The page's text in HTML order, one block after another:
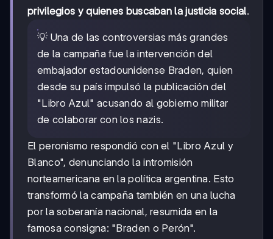
privilegios y quienes buscaban la justicia social.
💡 Una de las controversias más grandes
de la campaña fue la intervención del
embajador estadounidense Braden, quien
desde su país impulsó la publicación del
"Libro Azul" acusando al gobierno militar
de colaborar con los nazis.
El peronismo respondió con el "Libro Azul y
Blanco", denunciando la intromisión
norteamericana en la política argentina. Esto
transformó la campaña también en una lucha
por la soberanía nacional, resumida en la
famosa consigna: "Braden o Perón".